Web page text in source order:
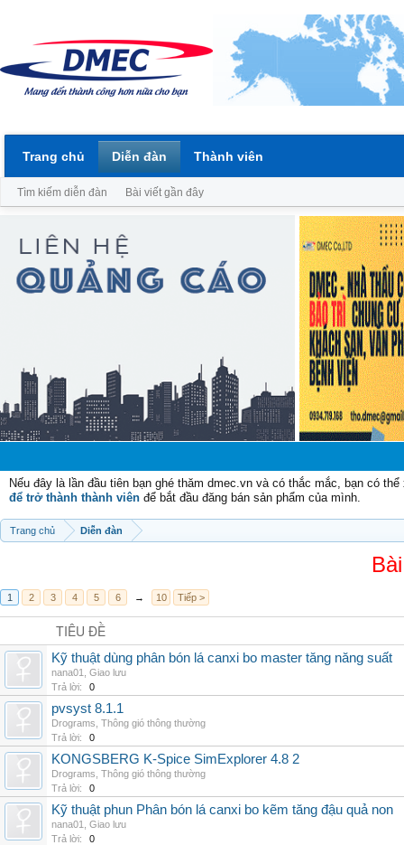
Nếu đây là lần đầu tiên bạn ghé thăm dmec.vn và có thắc mắc, bạn có
để trở thành thành viên để bắt đầu đăng bán sản phẩm của mình.
Trang chủ Diễn đàn
1 2 3 4 5 6 → 10 Tiếp >
TIÊU ĐỀ
Kỹ thuật dùng phân bón lá canxi bo master tăng năng suất
nana01
Giao lưu
Trả lời:
0
pvsyst 8.1.1
Drograms Thông gió thông thường
Trả lời:
0
KONGSBERG K-Spice SimExplorer 4.8 2
Drograms Thông gió thông thường
Trả lời:
0
Kỹ thuật phun Phân bón lá canxi bo kẽm tăng đậu quả non
nana01
Giao lưu
Trả lời:
0
Trang chủ Diễn đàn
Tìm kiếm diễn đàn Bài viết gần đây
Thành viên